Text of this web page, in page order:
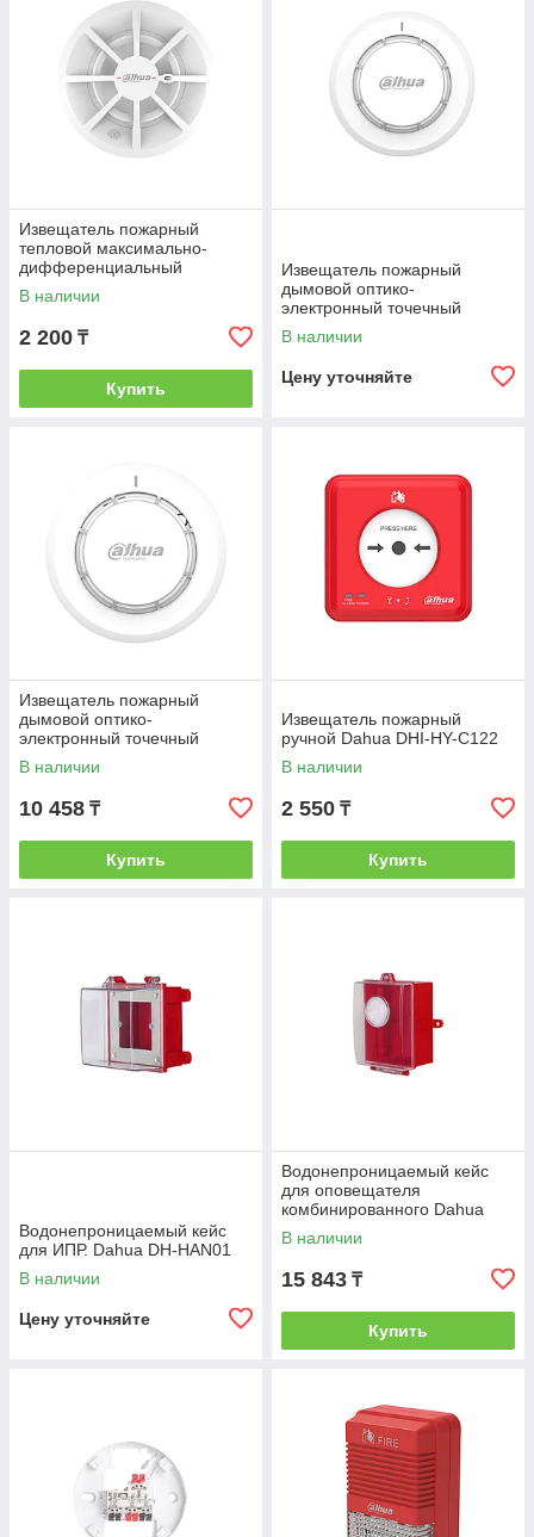
Извещатель пожарный
тепловой максимально-
дифференциальный
точечный Dahua DHI-HY-
C132
В наличии
2 200 ₸
Купить
Извещатель пожарный
дымовой оптико-
электронный точечный
Dahua DHI-HY-C133
В наличии
Цену уточняйте
Извещатель пожарный
дымовой оптико-
электронный точечный
адресный Dahua DHI-HY-
1301/4
В наличии
10 458 ₸
Купить
Извещатель пожарный
ручной Dahua DHI-HY-C122
В наличии
2 550 ₸
Купить
Водонепроницаемый кейс
для ИПР. Dahua DH-HAN01
В наличии
Цену уточняйте
Водонепроницаемый кейс
для оповещателя
комбинированного Dahua
DH-HSG01
В наличии
15 843 ₸
Купить